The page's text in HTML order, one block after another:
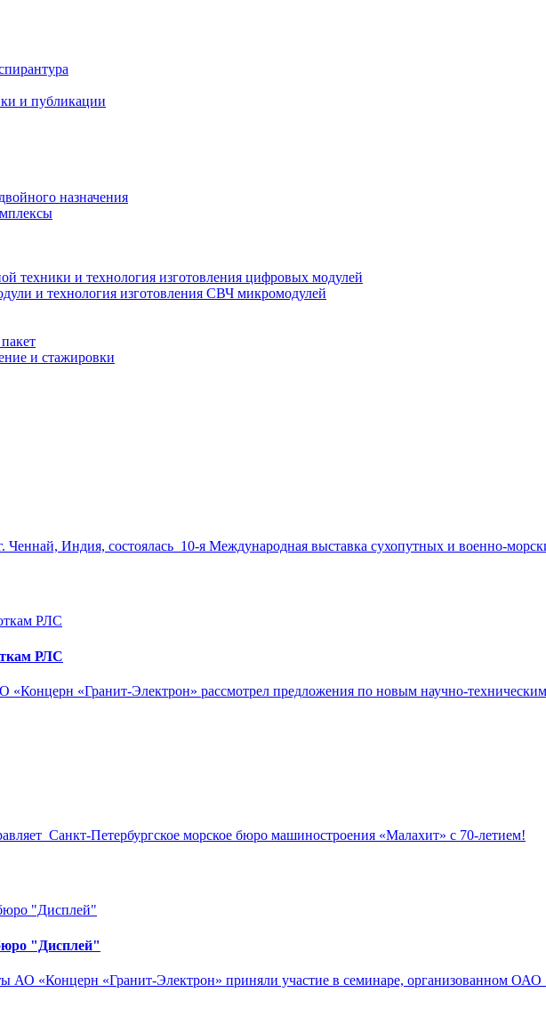
и публикации
назначения
техники и технология изготовления цифровых модулей
и технология изготовления СВЧ микромодулей
и стажировки
Ченнай, Индия, состоялась 10-я Международная выставка сухопутных и военно-
РЛС
«Концерн «Гранит-Электрон» рассмотрел предложения по новым научно-
Санкт-Петербургское морское бюро машиностроения «Малахит» с 70-летием!
"Дисплей"
АО «Концерн «Гранит-Электрон» приняли участие в семинаре, организованном